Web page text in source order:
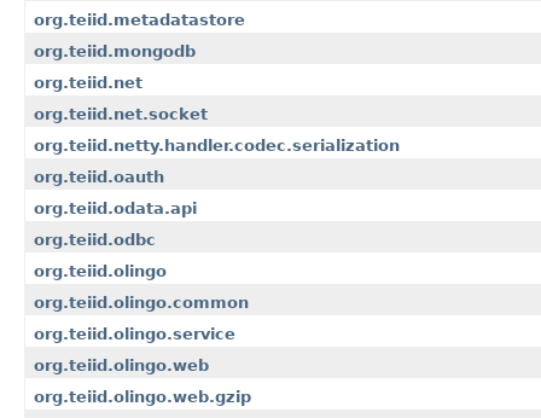
org.teiid.metadatastore
org.teiid.mongodb
org.teiid.net
org.teiid.net.socket
org.teiid.netty.handler.codec.serialization
org.teiid.oauth
org.teiid.odata.api
org.teiid.odbc
org.teiid.olingo
org.teiid.olingo.common
org.teiid.olingo.service
org.teiid.olingo.web
org.teiid.olingo.web.gzip